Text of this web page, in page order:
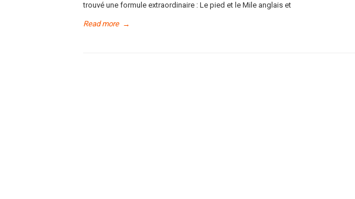
trouvé une formule extraordinaire : Le pied et le Mile anglais et
Read more →